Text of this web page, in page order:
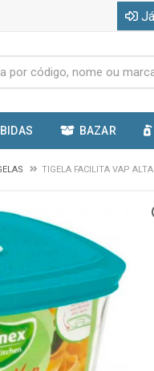
BAZAR
TIGELA FACILITA VAP